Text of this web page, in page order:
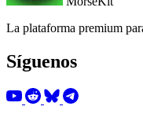
La plataforma premium
Síguenos